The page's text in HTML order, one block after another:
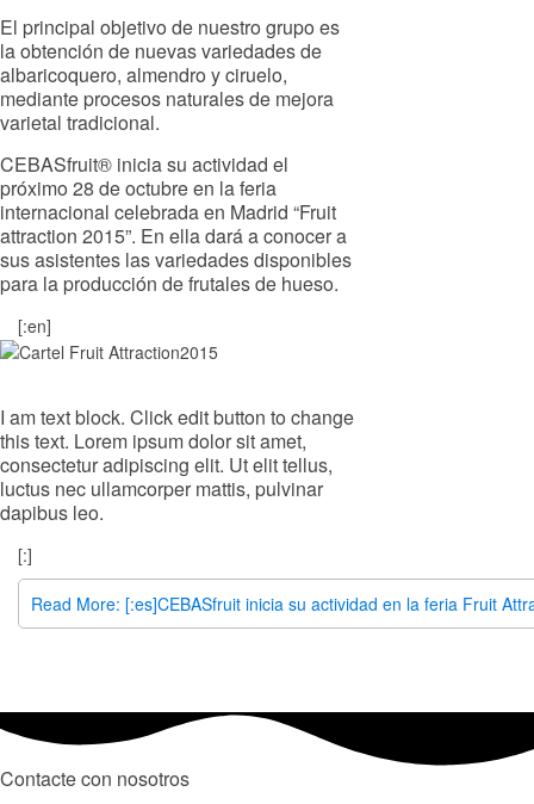
El principal objetivo de nuestro grupo es
la obtención de nuevas variedades de
albaricoquero, almendro y ciruelo,
mediante procesos naturales de mejora
varietal tradicional.
CEBASfruit® inicia su actividad el
próximo 28 de octubre en la feria
internacional celebrada en Madrid “Fruit
attraction 2015”. En ella dará a conocer a
sus asistentes las variedades disponibles
para la producción de frutales de hueso.
[:en]
I am text block. Click edit button to change
this text. Lorem ipsum dolor sit amet,
consectetur adipiscing elit. Ut elit tellus,
luctus nec ullamcorper mattis, pulvinar
dapibus leo.
[:]
Read More: [:es]CEBASfruit inicia su actividad en la feria Fruit
Contacte con nosotros